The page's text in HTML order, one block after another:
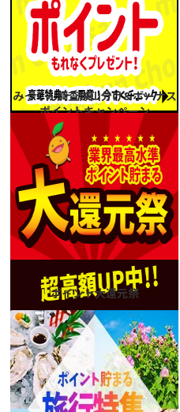
みっくん調査隊山分け&ボーナス
ポイントキャンペーン
ポイント大還元祭